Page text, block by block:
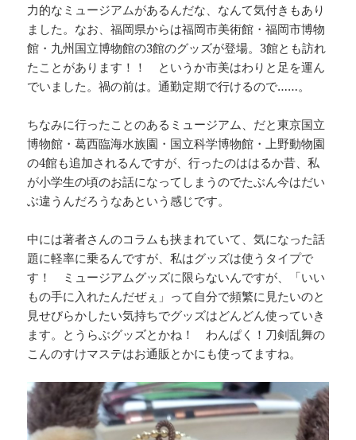
力的なミュージアムがあるんだな、なんて気付きもあり
ました。なお、福岡県からは福岡市美術館・福岡市博物
館・九州国立博物館の3館のグッズが登場。3館とも訪れ
たことがあります！！ というか市美はわりと足を運ん
でいました。禍の前は。通勤定期で行けるので……。
ちなみに行ったことのあるミュージアム、だと東京国立
博物館・葛西臨海水族園・国立科学博物館・上野動物園
の4館も追加されるんですが、行ったのははるか昔、私
が小学生の頃のお話になってしまうのでたぶん今はだい
ぶ違うんだろうなあという感じです。
中には著者さんのコラムも挟まれていて、気になった話
題に軽率に乗るんですが、私はグッズは使うタイプで
す！ ミュージアムグッズに限らないんですが、「いい
もの手に入れたんだぜぇ」って自分で頻繁に見たいのと
見せびらかしたい気持ちでグッズはどんどん使っていき
ます。とうらぶグッズとかね！ わんぱく！刀剣乱舞の
こんのすけマステはお通販とかにも使ってますね。